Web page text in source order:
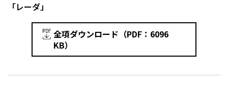
「レーダ」
全項ダウンロード（PDF：6096
KB）